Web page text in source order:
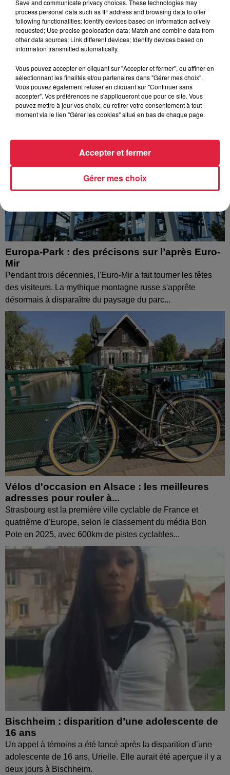
Les dernières infos sur la venue du pape à
Metz en septembre
Du 25 au 28 septembre, le pape Léon XIV fera son premier
voyage apostolique en France. Après une étape à Paris puis
à Lourdes, il se rendra à Metz, où il...
Europa-Park : des précisons sur l’après Euro-
Mir
Pendant trois décennies, l'Euro-Mir a fait tourner les têtes
des visiteurs. La mythique montagne russe s'apprête
désormais à disparaître du paysage du parc...
Vélos d'occasion en Alsace : les meilleures
adresses pour rouler à...
Strasbourg est la première ville cyclable de France et
quatrième d’Europe, selon le classement du média Bon
Pote en 2025, avec 600km de pistes cyclables...
Bischheim : disparition d’une adolescente de
16 ans
Un appel à témoins a été lancé après la disparition d’une
adolescente de 16 ans, Urielle. Elle aurait été aperçue il y a
deux jours à Bischheim.
Save and communicate privacy choices. These technologies may
process personal data such as IP address and browsing data to offer
following functionalities: Identify devices based on information actively
requested; Use precise geolocation data; Match and combine data from
other data sources; Link different devices; Identify devices based on
information transmitted automatically.
Vous pouvez accepter en cliquant sur "Accepter et fermer", ou affiner en
sélectionnant les finalités et/ou partenaires dans "Gérer mes choix".
Vous pouvez également refuser en cliquant sur "Continuer sans
accepter". Vos préférences ne s'appliqueront que pour ce site. Vous
pouvez mettre à jour vos choix, ou retirer votre consentement à tout
moment via le lien "Gérer les cookies" situé en bas de chaque page.
Gérer mes choix
Accepter et fermer